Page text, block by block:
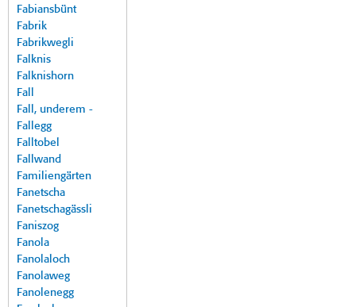
Fabiansbünt
Fabrik
Fabrikwegli
Falknis
Falknishorn
Fall
Fall, underem -
Fallegg
Falltobel
Fallwand
Familiengärten
Fanetscha
Fanetschagässli
Faniszog
Fanola
Fanolaloch
Fanolaweg
Fanolenegg